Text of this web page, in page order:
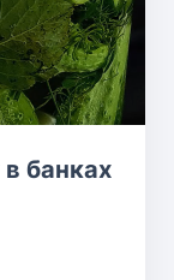
банках